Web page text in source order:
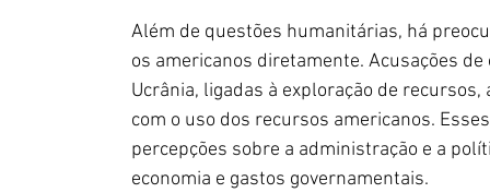
Além de questões humanitárias, há
os americanos diretamente. Acusações
Ucrânia, ligadas à exploração de
com o uso dos recursos americanos.
percepções sobre a administração e a
economia e gastos governamentais.